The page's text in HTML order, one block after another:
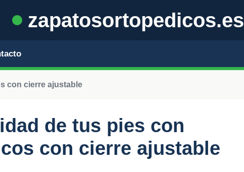
zapatosortopedicos.es
con cierre ajustable
de tus pies con
con cierre ajustable